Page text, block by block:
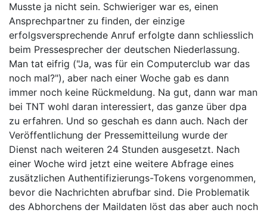
Musste ja nicht sein. Schwieriger war es, einen
Ansprechpartner zu finden, der einzige
erfolgsversprechende Anruf erfolgte dann schliesslich
beim Pressesprecher der deutschen Niederlassung.
Man tat eifrig ("Ja, was für ein Computerclub war das
noch mal?"), aber nach einer Woche gab es dann
immer noch keine Rückmeldung. Na gut, dann war man
bei TNT wohl daran interessiert, das ganze über dpa
zu erfahren. Und so geschah es dann auch. Nach der
Veröffentlichung der Pressemitteilung wurde der
Dienst nach weiteren 24 Stunden ausgesetzt. Nach
einer Woche wird jetzt eine weitere Abfrage eines
zusätzlichen Authentifizierungs-Tokens vorgenommen,
bevor die Nachrichten abrufbar sind. Die Problematik
des Abhorchens der Maildaten löst das aber auch noch